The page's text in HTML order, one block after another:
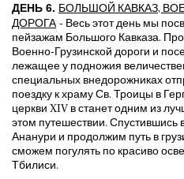
ДЕНЬ 6. БОЛЬШОЙ КАВКАЗ,
ДОРОГА - Весь этот день мы
пейзажам Большого Кавказа.
Военно-Грузинской дороги и
лежащее у подножия
специальных внедорожниках
поездку к храму Св. Троицы в
церкви XIV в станет одним из
этом путешествии. Спустившись
Ананури и продолжим путь в
сможем погулять по красиво
Тбилиси.